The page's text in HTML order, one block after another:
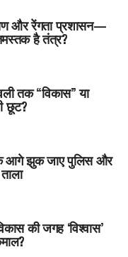
और रेंगता प्रशासन—
है तंत्र?
तक “विकास” या
छूट?
आगे झुक जाए पुलिस और
की जगह ‘विश्वास’